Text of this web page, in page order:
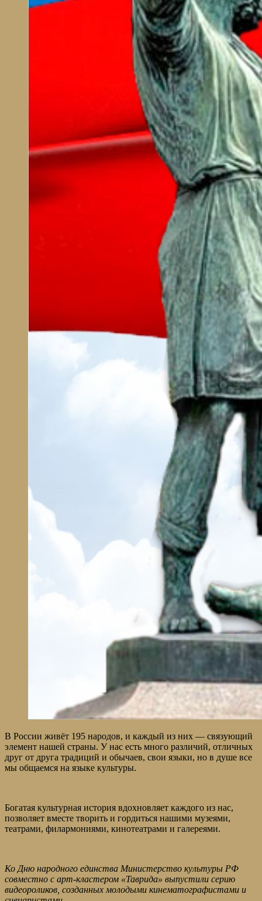
В России живёт 195 народов, и каждый из них — связующий
элемент нашей страны. У нас есть много различий, отличных
друг от друга традиций и обычаев, свои языки, но в душе все
мы общаемся на языке культуры.
Богатая культурная история вдохновляет каждого из нас,
позволяет вместе творить и гордиться нашими музеями,
театрами, филармониями, кинотеатрами и галереями.
Ко Дню народного единства Министерство культуры РФ
совместно с арт-кластером «Таврида» выпустили серию
видеороликов, созданных молодыми кинематографистами и